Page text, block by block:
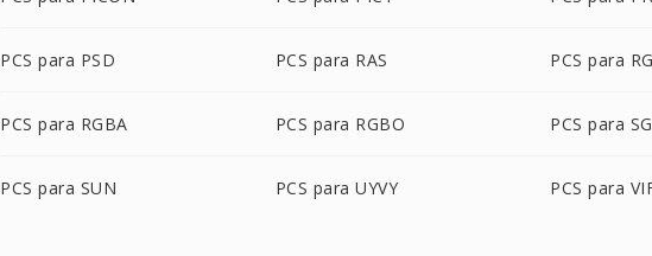
PCS para PSD PCS para RAS PCS para
PCS para RGBA PCS para RGBO PCS para
PCS para SUN PCS para UYVY PCS para